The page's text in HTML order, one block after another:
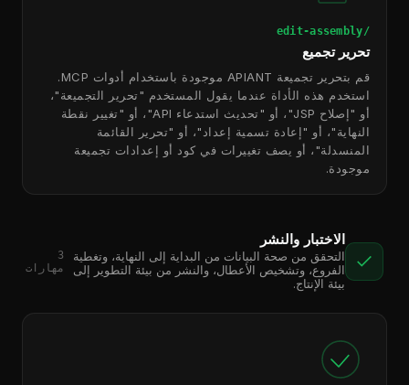
/edit-assembly
تحرير تجميع
قم بتحرير تجميعة APIANT موجودة باستخدام أدوات MCP.
استخدم هذه الأداة عندما يقول المستخدم "تحرير التجميعة"،
أو "إصلاح JSP"، أو "تحديث استدعاء API"، أو "تغيير نقطة
النهاية"، أو "إعادة تسمية إعداد"، أو "تحرير القائمة
المنسدلة"، أو يصف تغييرات في كود أو إعدادات تجميعة
موجودة.
الاختبار والنشر
التحقق من صحة البيانات من البداية إلى النهاية، وتغطية
الفروع، وتشخيص الأعطال، والنشر من بيئة التطوير إلى
بيئة الإنتاج.
3
مهارات